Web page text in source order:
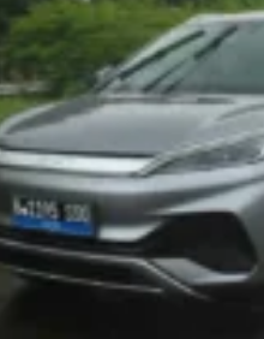
tahun 2026, restoran all you can
Kakkoii All You Can Eat
Bandung menghadirkan
spesial ...
Sambut 2026, Kakkoii
Bandung Hadirkan Pesta All
You Can Eat Mulai Rp
145.000